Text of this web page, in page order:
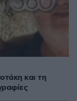
και τη